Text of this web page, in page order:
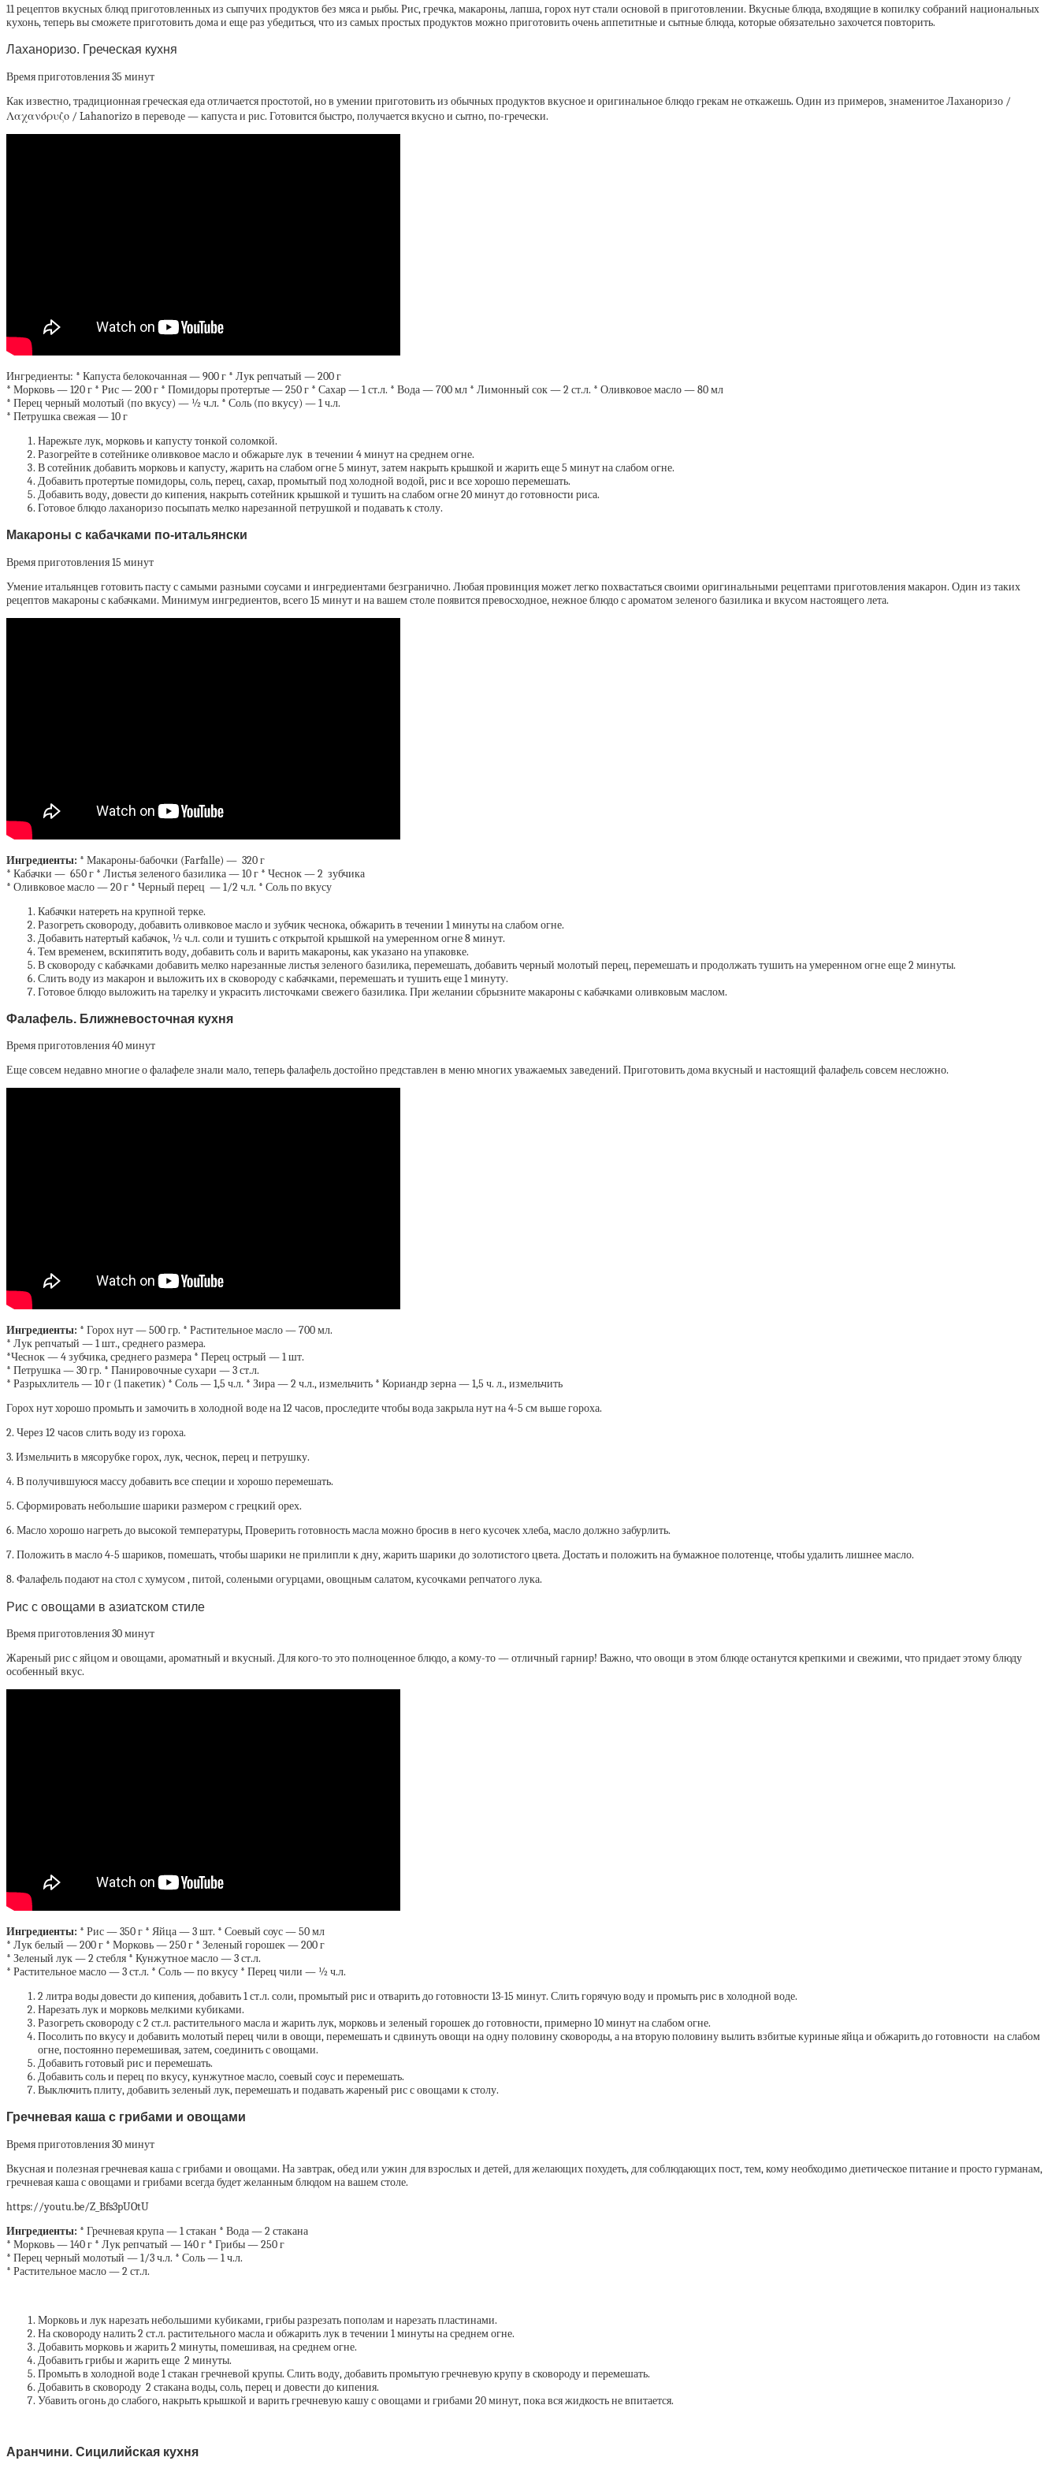
11 рецептов вкусных блюд приготовленных из сыпучих продуктов без мяса и рыбы. Рис, гречка, макароны, лапша, горох нут стали основой в приготовлении. Вкусные блюда, входящие в копилку собраний национальных
кухонь, теперь вы сможете приготовить дома и еще раз убедиться, что из самых простых продуктов можно приготовить очень аппетитные и сытные блюда, которые обязательно захочется повторить.
Лаханоризо. Греческая кухня
Время приготовления 35 минут
Как известно, традиционная греческая еда отличается простотой, но в умении приготовить из обычных продуктов вкусное и оригинальное блюдо грекам не откажешь. Один из примеров, знаменитое Лаханоризо /
Λαχανόρυζο / Lahanorizo в переводе — капуста и рис. Готовится быстро, получается вкусно и сытно, по-гречески.
Ингредиенты: * Капуста белокочанная — 900 г * Лук репчатый — 200 г
* Морковь — 120 г * Рис — 200 г * Помидоры протертые — 250 г * Сахар — 1 ст.л. * Вода — 700 мл * Лимонный сок — 2 ст.л. * Оливковое масло — 80 мл
* Перец черный молотый (по вкусу) — ½ ч.л. * Соль (по вкусу) — 1 ч.л.
* Петрушка свежая — 10 г
Нарежьте лук, морковь и капусту тонкой соломкой.
Разогрейте в сотейнике оливковое масло и обжарьте лук в течении 4 минут на среднем огне.
В сотейник добавить морковь и капусту, жарить на слабом огне 5 минут, затем накрыть крышкой и жарить еще 5 минут на слабом огне.
Добавить протертые помидоры, соль, перец, сахар, промытый под холодной водой, рис и все хорошо перемешать.
Добавить воду, довести до кипения, накрыть сотейник крышкой и тушить на слабом огне 20 минут до готовности риса.
Готовое блюдо лаханоризо посыпать мелко нарезанной петрушкой и подавать к столу.
Макароны с кабачками по-итальянски
Время приготовления 15 минут
Умение итальянцев готовить пасту с самыми разными соусами и ингредиентами безгранично. Любая провинция может легко похвастаться своими оригинальными рецептами приготовления макарон. Один из таких
рецептов макароны с кабачками. Минимум ингредиентов, всего 15 минут и на вашем столе появится превосходное, нежное блюдо с ароматом зеленого базилика и вкусом настоящего лета.
Ингредиенты: * Макароны-бабочки (Farfalle) — 320 г
* Кабачки — 650 г * Листья зеленого базилика — 10 г * Чеснок — 2 зубчика
* Оливковое масло — 20 г * Черный перец — 1/2 ч.л. * Соль по вкусу
Кабачки натереть на крупной терке.
Разогреть сковороду, добавить оливковое масло и зубчик чеснока, обжарить в течении 1 минуты на слабом огне.
Добавить натертый кабачок, ½ ч.л. соли и тушить с открытой крышкой на умеренном огне 8 минут.
Тем временем, вскипятить воду, добавить соль и варить макароны, как указано на упаковке.
В сковороду с кабачками добавить мелко нарезанные листья зеленого базилика, перемешать, добавить черный молотый перец, перемешать и продолжать тушить на умеренном огне еще 2 минуты.
Слить воду из макарон и выложить их в сковороду с кабачками, перемешать и тушить еще 1 минуту.
Готовое блюдо выложить на тарелку и украсить листочками свежего базилика. При желании сбрызните макароны с кабачками оливковым маслом.
Фалафель. Ближневосточная кухня
Время приготовления 40 минут
Еще совсем недавно многие о фалафеле знали мало, теперь фалафель достойно представлен в меню многих уважаемых заведений. Приготовить дома вкусный и настоящий фалафель совсем несложно.
Ингредиенты: * Горох нут — 500 гр. * Растительное масло — 700 мл.
* Лук репчатый — 1 шт., среднего размера.
*Чеснок — 4 зубчика, среднего размера * Перец острый — 1 шт.
* Петрушка — 30 гр. * Панировочные сухари — 3 ст.л.
* Разрыхлитель — 10 г (1 пакетик) * Соль — 1,5 ч.л. * Зира — 2 ч.л., измельчить * Кориандр зерна — 1,5 ч. л., измельчить
Горох нут хорошо промыть и замочить в холодной воде на 12 часов, проследите чтобы вода закрыла нут на 4-5 см выше гороха.
2. Через 12 часов слить воду из гороха.
3. Измельчить в мясорубке горох, лук, чеснок, перец и петрушку.
4. В получившуюся массу добавить все специи и хорошо перемешать.
5. Сформировать небольшие шарики размером с грецкий орех.
6. Масло хорошо нагреть до высокой температуры, Проверить готовность масла можно бросив в него кусочек хлеба, масло должно забурлить.
7. Положить в масло 4-5 шариков, помешать, чтобы шарики не прилипли к дну, жарить шарики до золотистого цвета. Достать и положить на бумажное полотенце, чтобы удалить лишнее масло.
8. Фалафель подают на стол с хумусом , питой, солеными огурцами, овощным салатом, кусочками репчатого лука.
Рис с овощами в азиатском стиле
Время приготовления 30 минут
Жареный рис с яйцом и овощами, ароматный и вкусный. Для кого-то это полноценное блюдо, а кому-то — отличный гарнир! Важно, что овощи в этом блюде останутся крепкими и свежими, что придает этому блюду
особенный вкус.
Ингредиенты: * Рис — 350 г * Яйца — 3 шт. * Соевый соус — 50 мл
* Лук белый — 200 г * Морковь — 250 г * Зеленый горошек — 200 г
* Зеленый лук — 2 стебля * Кунжутное масло — 3 ст.л.
* Растительное масло — 3 ст.л. * Соль — по вкусу * Перец чили — ½ ч.л.
2 литра воды довести до кипения, добавить 1 ст.л. соли, промытый рис и отварить до готовности 13-15 минут. Слить горячую воду и промыть рис в холодной воде.
Нарезать лук и морковь мелкими кубиками.
Разогреть сковороду с 2 ст.л. растительного масла и жарить лук, морковь и зеленый горошек до готовности, примерно 10 минут на слабом огне.
Посолить по вкусу и добавить молотый перец чили в овощи, перемешать и сдвинуть овощи на одну половину сковороды, а на вторую половину вылить взбитые куриные яйца и обжарить до готовности на слабом
огне, постоянно перемешивая, затем, соединить с овощами.
Добавить готовый рис и перемешать.
Добавить соль и перец по вкусу, кунжутное масло, соевый соус и перемешать.
Выключить плиту, добавить зеленый лук, перемешать и подавать жареный рис с овощами к столу.
Гречневая каша с грибами и овощами
Время приготовления 30 минут
Вкусная и полезная гречневая каша с грибами и овощами. На завтрак, обед или ужин для взрослых и детей, для желающих похудеть, для соблюдающих пост, тем, кому необходимо диетическое питание и просто гурманам,
гречневая каша с овощами и грибами всегда будет желанным блюдом на вашем столе.
https://youtu.be/Z_Bfs3pUOtU
Ингредиенты: * Гречневая крупа — 1 стакан * Вода — 2 стакана
* Морковь — 140 г * Лук репчатый — 140 г * Грибы — 250 г
* Перец черный молотый — 1/3 ч.л. * Соль — 1 ч.л.
* Растительное масло — 2 ст.л.
Морковь и лук нарезать небольшими кубиками, грибы разрезать пополам и нарезать пластинами.
На сковороду налить 2 ст.л. растительного масла и обжарить лук в течении 1 минуты на среднем огне.
Добавить морковь и жарить 2 минуты, помешивая, на среднем огне.
Добавить грибы и жарить еще 2 минуты.
Промыть в холодной воде 1 стакан гречневой крупы. Слить воду, добавить промытую гречневую крупу в сковороду и перемешать.
Добавить в сковороду 2 стакана воды, соль, перец и довести до кипения.
Убавить огонь до слабого, накрыть крышкой и варить гречневую кашу с овощами и грибами 20 минут, пока вся жидкость не впитается.
Аранчини. Сицилийская кухня